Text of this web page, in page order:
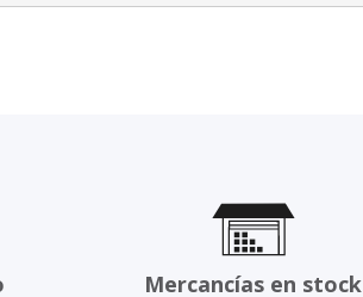
Mercancías en stock